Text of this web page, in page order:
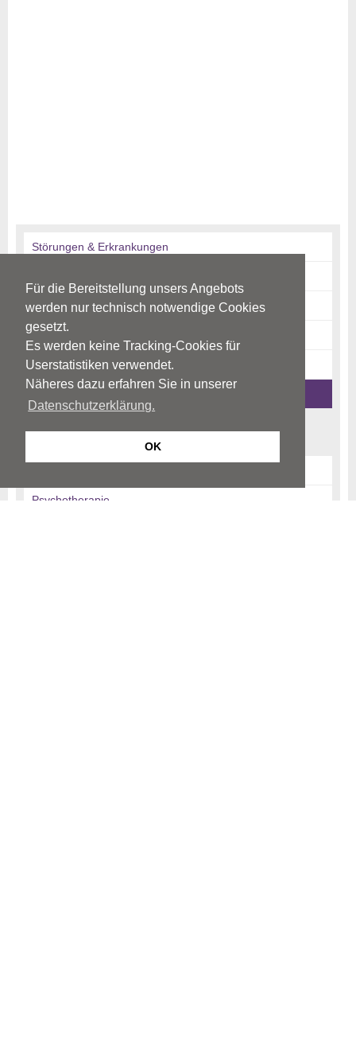
Für die Bereitstellung unsers Angebots
werden nur technisch notwendige Cookies
gesetzt.
Es werden keine Tracking-Cookies für
Userstatistiken verwendet.
Näheres dazu erfahren Sie in unserer
Datenschutzerklärung.
OK
Störungen & Erkrankungen
Therapie
Risikofaktoren
News-Archiv
Begriffe
Psychotherapie